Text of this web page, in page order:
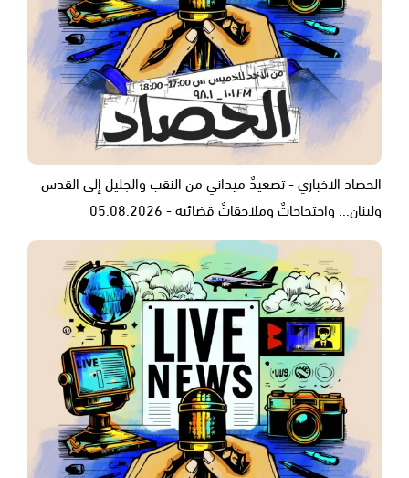
الحصاد الاخباري - تصعيدٌ ميداني من النقب والجليل إلى القدس
ولبنان... واحتجاجاتٌ وملاحقاتٌ قضائية - 05.08.2026